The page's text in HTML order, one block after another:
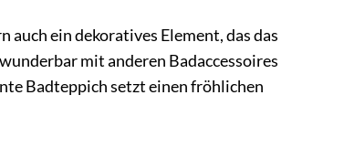
auch ein dekoratives Element, das das
mit anderen Badaccessoires
Badteppich setzt einen fröhlichen